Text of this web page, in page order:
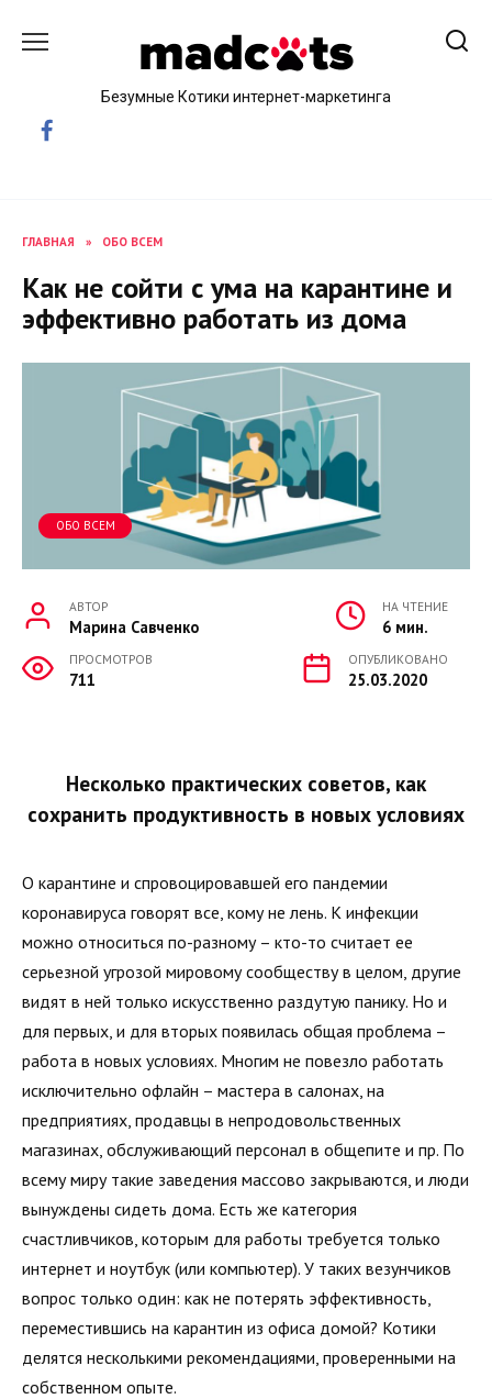
Безумные Котики интернет-маркетинга
ГЛАВНАЯ » ОБО ВСЕМ
Как не сойти с ума на карантине и
эффективно работать из дома
ОБО ВСЕМ
АВТОР
Марина Савченко
НА ЧТЕНИЕ
6 мин.
ПРОСМОТРОВ
711
ОПУБЛИКОВАНО
25.03.2020
Несколько практических советов, как
сохранить продуктивность в новых условиях
О карантине и спровоцировавшей его пандемии
коронавируса говорят все, кому не лень. К инфекции
можно относиться по-разному – кто-то считает ее
серьезной угрозой мировому сообществу в целом, другие
видят в ней только искусственно раздутую панику. Но и
для первых, и для вторых появилась общая проблема –
работа в новых условиях. Многим не повезло работать
исключительно офлайн – мастера в салонах, на
предприятиях, продавцы в непродовольственных
магазинах, обслуживающий персонал в общепите и пр. По
всему миру такие заведения массово закрываются, и люди
вынуждены сидеть дома. Есть же категория
счастливчиков, которым для работы требуется только
интернет и ноутбук (или компьютер). У таких везунчиков
вопрос только один: как не потерять эффективность,
переместившись на карантин из офиса домой? Котики
делятся несколькими рекомендациями, проверенными на
собственном опыте.